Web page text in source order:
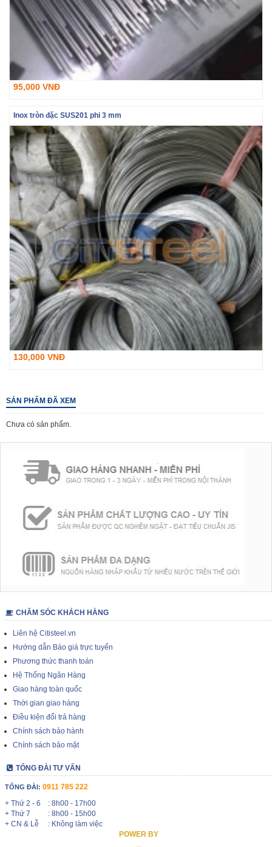
95,000 VNĐ
Inox tròn đặc SUS201 phi 3 mm
130,000 VNĐ
SẢN PHẨM ĐÃ XEM
Chưa có sản phẩm.
CHĂM SÓC KHÁCH HÀNG
Liên hệ Citisteel.vn
Hướng dẫn Báo giá trực tuyến
Phương thức thanh toán
Hệ Thống Ngân Hàng
Giao hàng toàn quốc
Thời gian giao hàng
Điều kiện đổi trả hàng
Chính sách bảo hành
Chính sách bảo mật
TỔNG ĐÀI TƯ VẤN
TỔNG ĐÀI: 0911 785 222
+ Thứ 2 - 6
: 8h00 - 17h00
+ Thứ 7
: 8h00 - 15h00
+ CN & Lễ
: Không làm việc
POWER BY